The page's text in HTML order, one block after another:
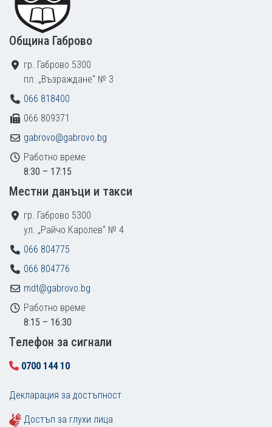
Община Габрово
гр. Габрово 5300
пл. „Възраждане“ № 3
066 818400
066 809371
gabrovo@gabrovo.bg
Работно време
8:30 – 17:15
Местни данъци и такси
гр. Габрово 5300
ул. „Райчо Каролев“ № 4
066 804775
066 804776
mdt@gabrovo.bg
Работно време
8:15 – 16:30
Tелефон за сигнали
0700 144 10
Декларация за достъпност
Достъп за глухи лица